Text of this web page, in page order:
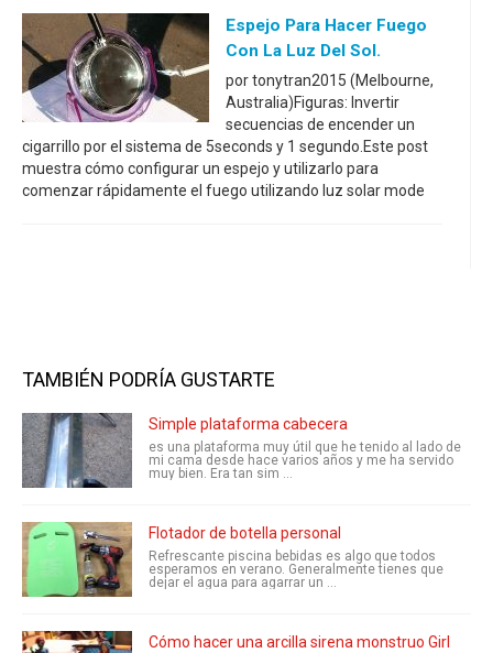
Espejo Para Hacer Fuego
Con La Luz Del Sol.
por tonytran2015 (Melbourne,
Australia)Figuras: Invertir
secuencias de encender un
cigarrillo por el sistema de 5seconds y 1 segundo.Este post
muestra cómo configurar un espejo y utilizarlo para
comenzar rápidamente el fuego utilizando luz solar mode
TAMBIÉN PODRÍA GUSTARTE
Simple plataforma cabecera
es una plataforma muy útil que he tenido al lado de
mi cama desde hace varios años y me ha servido
muy bien. Era tan sim ...
Flotador de botella personal
Refrescante piscina bebidas es algo que todos
esperamos en verano. Generalmente tienes que
dejar el agua para agarrar un ...
Cómo hacer una arcilla sirena monstruo Girl